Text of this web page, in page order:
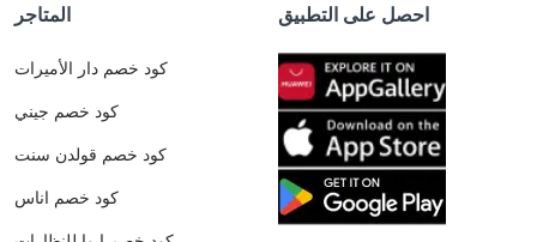
المتاجر
كود خصم دار الأميرات
كود خصم جيني
كود خصم قولدن سنت
كود خصم اناس
احصل على التطبيق